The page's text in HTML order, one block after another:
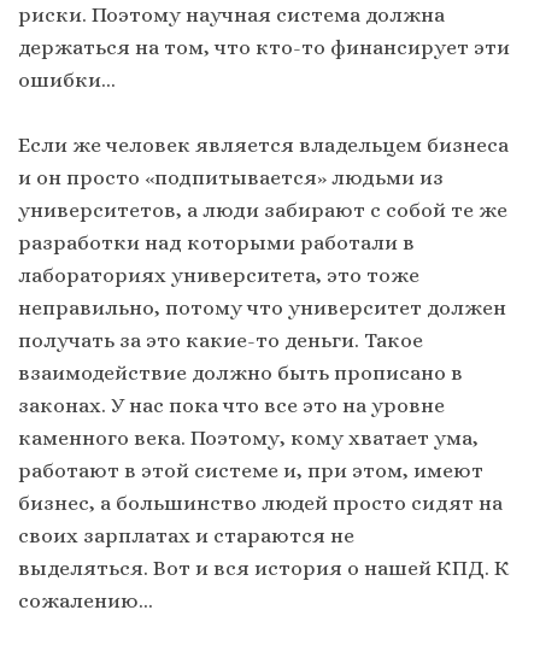
риски. Поэтому научная система должна
держаться на том, что кто-то финансирует эти
ошибки…
Если же человек является владельцем бизнеса
и он просто «подпитывается» людьми из
университетов, а люди забирают с собой те же
разработки над которыми работали в
лабораториях университета, это тоже
неправильно, потому что университет должен
получать за это какие-то деньги. Такое
взаимодействие должно быть прописано в
законах. У нас пока что все это на уровне
каменного века. Поэтому, кому хватает ума,
работают в этой системе и, при этом, имеют
бизнес, а большинство людей просто сидят на
своих зарплатах и ​​стараются не
выделяться. Вот и вся история о нашей КПД. К
сожалению…